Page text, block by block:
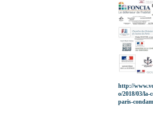
http://
o/2018/03/la-
paris-